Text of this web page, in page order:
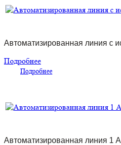
Автоматизированная линия с
Подробнее
Подробнее
Автоматизированная линия 1